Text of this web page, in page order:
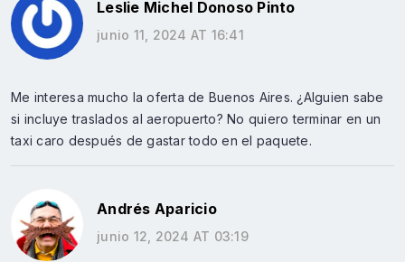
Leslie Michel Donoso Pinto
junio 11, 2024 AT 16:41
Me interesa mucho la oferta de Buenos Aires. ¿Alguien sabe
si incluye traslados al aeropuerto? No quiero terminar en un
taxi caro después de gastar todo en el paquete.
Andrés Aparicio
junio 12, 2024 AT 03:19